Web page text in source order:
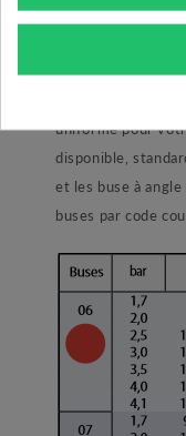
l’arrosage d’un
allonge ½ » cet
manière optimal.
uniforme pour
disponible,
et les buse à
buses par code